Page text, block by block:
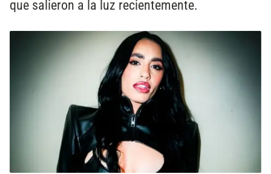
que salieron a la luz recientemente.